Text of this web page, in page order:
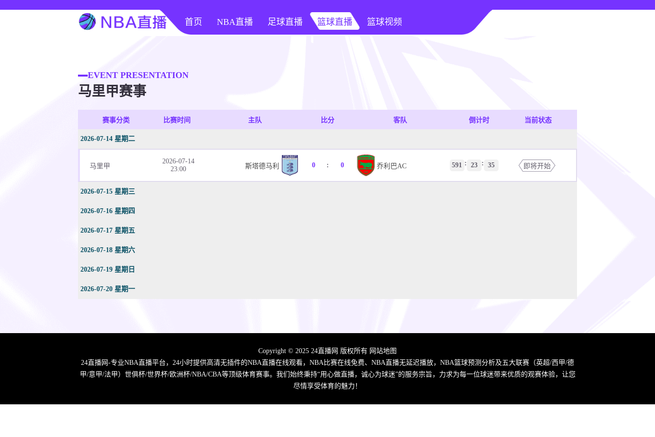
首页 NBA直播 足球直播 篮球直播 篮球视频
EVENT PRESENTATION
马里甲赛事
赛事分类 比赛时间 主队 比分 客队 倒计时 当前状态
2026-07-14 星期二
马里甲
2026-07-14
23:00
斯塔德马利 0 : 0 乔利巴AC 591 : 23 : 35 即将开始
2026-07-15 星期三
2026-07-16 星期四
2026-07-17 星期五
2026-07-18 星期六
2026-07-19 星期日
2026-07-20 星期一
Copyright © 2025 24直播网 版权所有 网站地图
24直播网-专业NBA直播平台，24小时提供高清无插件的NBA直播在线观看，NBA比赛在线免费、NBA直播无延迟播放，NBA篮球预测分析及五大联赛（英超/西甲/德
甲/意甲/法甲）世俱杯/世界杯/欧洲杯/NBA/CBA等顶级体育赛事。我们始终秉持“用心做直播，诚心为球迷”的服务宗旨，力求为每一位球迷带来优质的观赛体验，让您
尽情享受体育的魅力！